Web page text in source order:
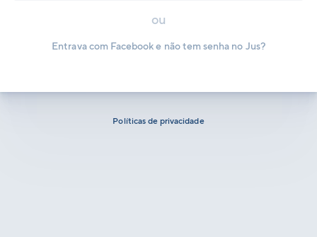
ou
Entrava com Facebook e não tem senha no Jus?
Políticas de privacidade